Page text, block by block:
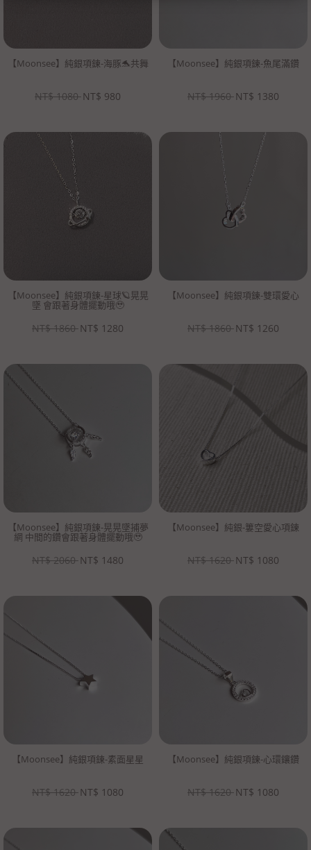
【Moonsee】純銀項鍊-海豚🐬共舞
NT$ 1080 NT$ 980
【Moonsee】純銀項鍊-魚尾滿鑽
NT$ 1960 NT$ 1380
【Moonsee】純銀項鍊-星球🪐晃晃
墜 會跟著身體擺動哦🥹
NT$ 1860 NT$ 1280
【Moonsee】純銀項鍊-雙環愛心
NT$ 1860 NT$ 1260
【Moonsee】純銀項鍊-晃晃墜捕夢
網 中間的鑽會跟著身體擺動哦🥹
NT$ 2060 NT$ 1480
【Moonsee】純銀-簍空愛心項鍊
NT$ 1620 NT$ 1080
【Moonsee】純銀項鍊-素面星星
NT$ 1620 NT$ 1080
【Moonsee】純銀項鍊-心環鑲鑽
NT$ 1620 NT$ 1080